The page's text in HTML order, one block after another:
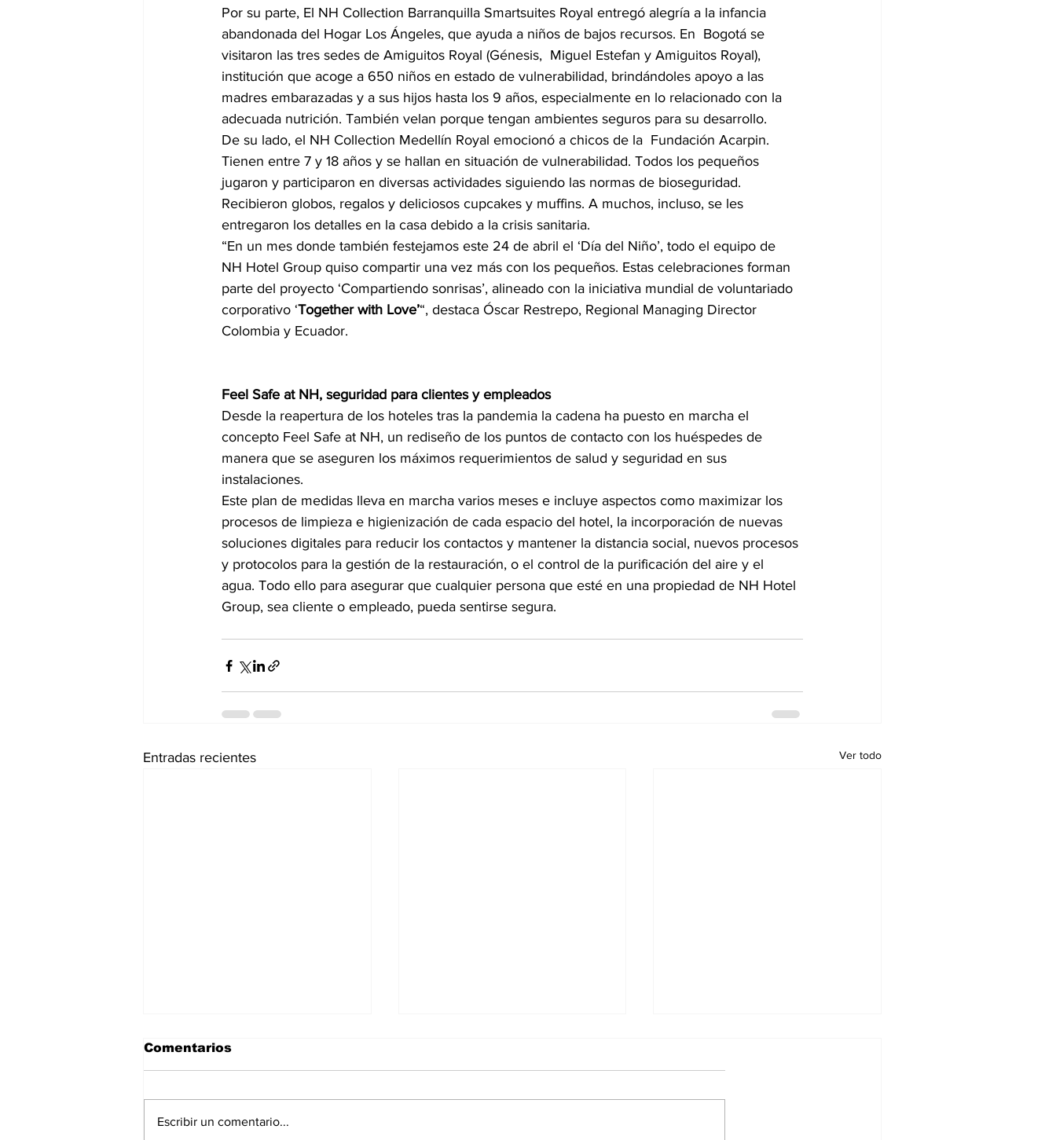
Por su parte, El NH Collection Barranquilla Smartsuites Royal entregó alegría a la infancia
abandonada del Hogar Los Ángeles, que ayuda a niños de bajos recursos. En  Bogotá se
visitaron las tres sedes de Amiguitos Royal (Génesis,  Miguel Estefan y Amiguitos Royal),
institución que acoge a 650 niños en estado de vulnerabilidad, brindándoles apoyo a las
madres embarazadas y a sus hijos hasta los 9 años, especialmente en lo relacionado con la
adecuada nutrición. También velan porque tengan ambientes seguros para su desarrollo.
De su lado, el NH Collection Medellín Royal emocionó a chicos de la  Fundación Acarpin.
Tienen entre 7 y 18 años y se hallan en situación de vulnerabilidad. Todos los pequeños
jugaron y participaron en diversas actividades siguiendo las normas de bioseguridad.
Recibieron globos, regalos y deliciosos cupcakes y muffins. A muchos, incluso, se les
entregaron los detalles en la casa debido a la crisis sanitaria.
“En un mes donde también festejamos este 24 de abril el ‘Día del Niño’, todo el equipo de
NH Hotel Group quiso compartir una vez más con los pequeños. Estas celebraciones forman
parte del proyecto ‘Compartiendo sonrisas’, alineado con la iniciativa mundial de voluntariado
corporativo ‘Together with Love’“, destaca Óscar Restrepo, Regional Managing Director
Colombia y Ecuador.
Feel Safe at NH, seguridad para clientes y empleados
Desde la reapertura de los hoteles tras la pandemia la cadena ha puesto en marcha el
concepto Feel Safe at NH, un rediseño de los puntos de contacto con los huéspedes de
manera que se aseguren los máximos requerimientos de salud y seguridad en sus
instalaciones.
Este plan de medidas lleva en marcha varios meses e incluye aspectos como maximizar los
procesos de limpieza e higienización de cada espacio del hotel, la incorporación de nuevas
soluciones digitales para reducir los contactos y mantener la distancia social, nuevos procesos
y protocolos para la gestión de la restauración, o el control de la purificación del aire y el
agua. Todo ello para asegurar que cualquier persona que esté en una propiedad de NH Hotel
Group, sea cliente o empleado, pueda sentirse segura.
Entradas recientes Ver todo
Comentarios
Escribir un comentario...